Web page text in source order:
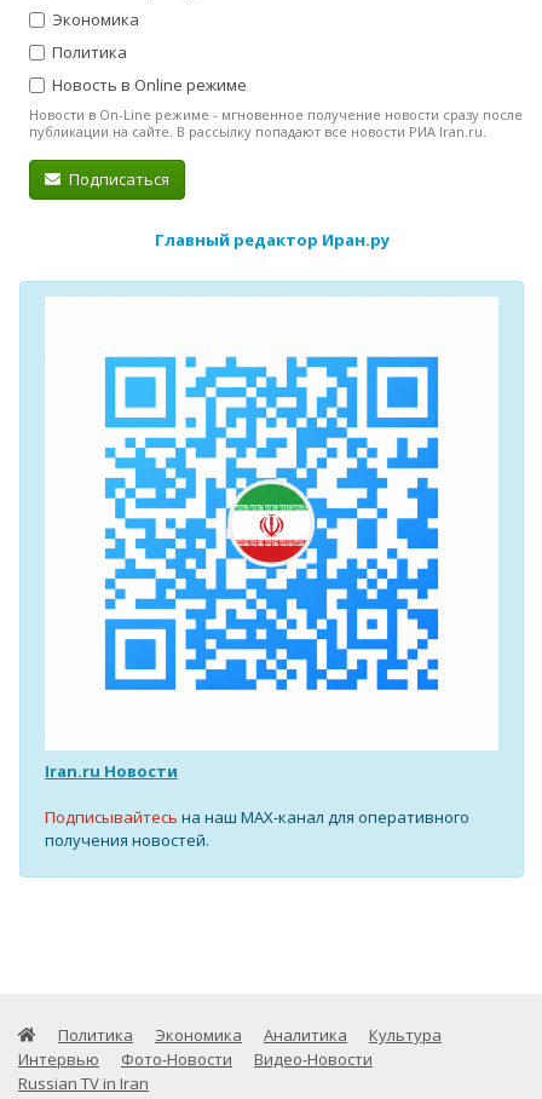
Экономика
Политика
Новость в Online режиме
Новости в On-Line режиме - мгновенное получение новости сразу после
публикации на сайте. В рассылку попадают все новости РИА Iran.ru.
Подписаться
Главный редактор Иран.ру
Iran.ru Новости
Подписывайтесь на наш MAX-канал для оперативного
получения новостей.
Политика Экономика Аналитика
Культура
Интервью
Фото-Новости
Видео-Новости
Russian TV in Iran